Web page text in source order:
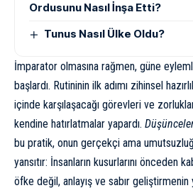
Ordusunu Nasıl İnşa Etti?
Tunus Nasıl Ülke Oldu?
İmparator olmasına rağmen, güne
başlardı. Rutininin ilk adımı zihinsel
içinde karşılaşacağı görevleri ve
kendine hatırlatmalar yapardı.
bu pratik, onun gerçekçi ama
yansıtır: İnsanların kusurlarını önceden
öfke değil, anlayış ve sabır geliştirmenin